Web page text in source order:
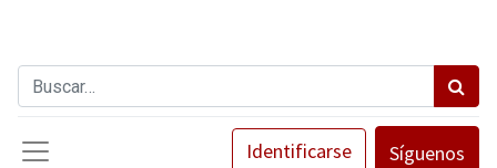
Identificarse Síguenos